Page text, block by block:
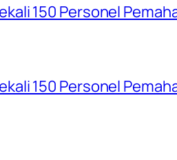
150 Personel
150 Personel